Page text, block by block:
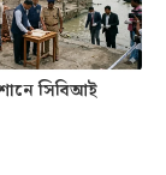
সিবিআই